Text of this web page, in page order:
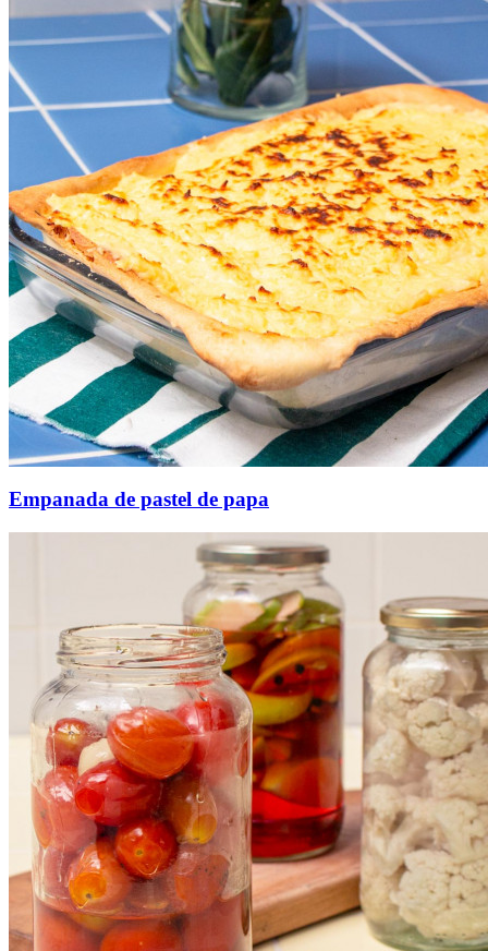
Empanada de pastel de papa